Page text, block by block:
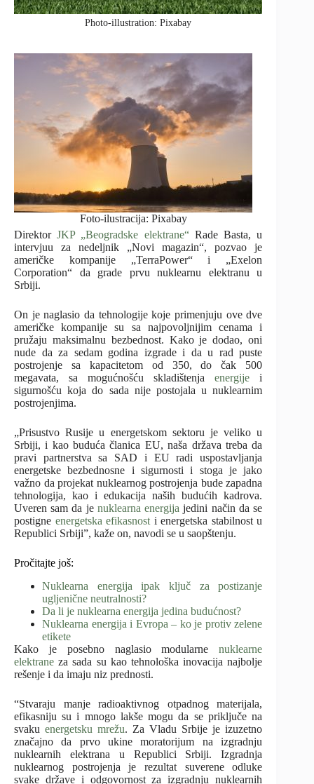
Photo-illustration: Pixabay
Foto-ilustracija: Pixabay
DirektorJKP „Beogradske elektrane“Rade Basta, u
intervjuu za nedeljnik „Novi magazin“, pozvao je
američke kompanije „TerraPower“ i „Exelon
Corporation“ da grade prvu nuklearnu elektranu u
Srbiji.
On je naglasio da tehnologije koje primenjuju ove dve
američke kompanije su sa najpovoljnijim cenama i
pružaju maksimalnu bezbednost. Kako je dodao, oni
nude da za sedam godina izgrade i da u rad puste
postrojenje sa kapacitetom od 350, do čak 500
megavata, sa mogućnošću skladištenjaenergije i
sigurnošću koja do sada nije postojala u nuklearnim
postrojenjima.
„Prisustvo Rusije u energetskom sektoru je veliko u
Srbiji, i kao budućačlanica EU, naša država treba da
pravi partnerstva sa SAD i EU radiuspostavljanja
energetske bezbednosne i sigurnosti i stoga je jako
važno da projekat nuklearnog postrojenja bude zapadna
tehnologija, kao i edukacija naših budućih kadrova.
Uveren sam da je nuklearna energija jedini način da se
postigne energetska efikasnost i energetska stabilnost u
Republici Srbiji”, kaže on, navodi se u saopštenju.
Pročitajte još:
Nuklearna energija ipak ključ za postizanje
ugljenične neutralnosti?
Da li je nuklearna energija jedina budućnost?
Nuklearna energija i Evropa – ko je protiv zelene
etikete
Kako je posebno naglasio modularnenuklearne
elektrane za sada su kao tehnološka inovacija najbolje
rešenje i da imaju niz prednosti.
“Stvaraju manje radioaktivnog otpadnog materijala,
efikasniju su i mnogo lakše mogu da se priključe na
svakuenergetsku mrežu. Za Vladu Srbije je izuzetno
značajno da prvo ukine moratorijum na izgradnju
nuklearnih elektrana u Republici Srbiji. Izgradnja
nuklearnog postrojenja je rezultat suverene odluke
svake države i odgovornost za izgradnju nuklearnih